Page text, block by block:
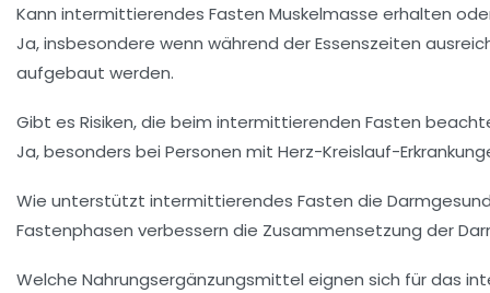
Kann intermittierendes Fasten Muskelmasse erhalten
Ja, insbesondere wenn während der Essenszeiten
aufgebaut werden.
Gibt es Risiken, die beim intermittierenden Fasten
Ja, besonders bei Personen mit Herz-Kreislauf-
Wie unterstützt intermittierendes Fasten die
Fastenphasen verbessern die Zusammensetzung der
Welche Nahrungsergänzungsmittel eignen sich für das